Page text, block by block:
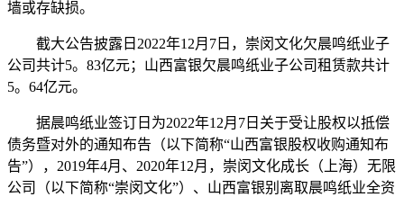
墙或存缺损。
截大公告披露日2022年12月7日，崇闵文化欠晨鸣纸业子
公司共计5。83亿元；山西富银欠晨鸣纸业子公司租赁款共计
5。64亿元。
据晨鸣纸业签订日为2022年12月7日关于受让股权以抵偿
债务暨对外的通知布告（以下简称“山西富银股权收购通知布
告”），2019年4月、2020年12月，崇闵文化成长（上海）无限
公司（以下简称“崇闵文化”）、山西富银别离取晨鸣纸业全资